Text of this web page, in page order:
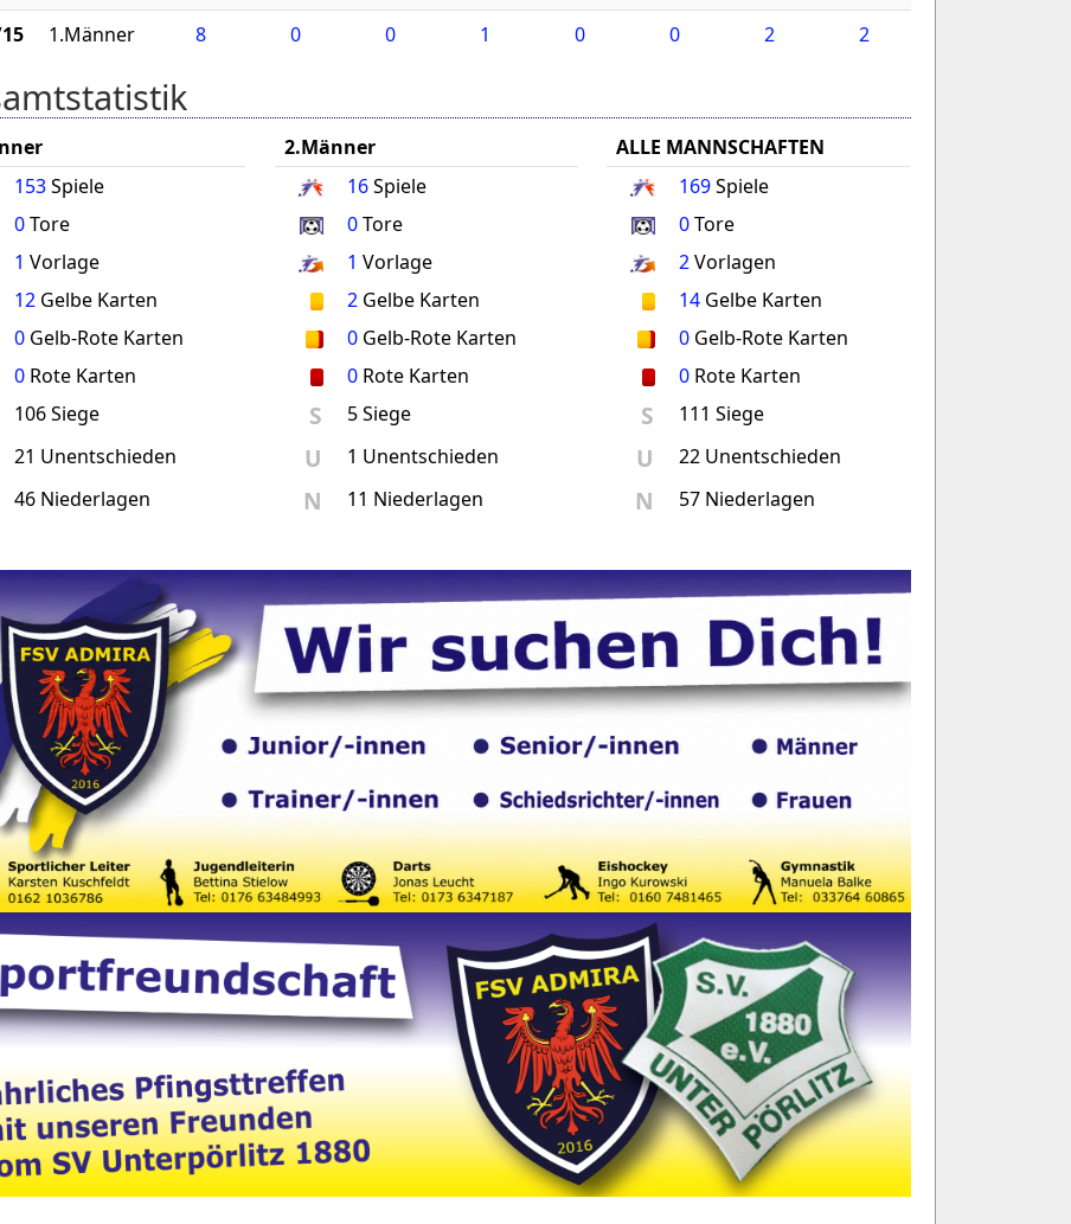
1.Männer 8 0 0 1 0 0 2 2
153Spiele
0Tore
1 Vorlage
12 Gelbe Karten
0 Gelb-Rote Karten
0 Rote Karten
106 Siege
21 Unentschieden
46 Niederlagen
2.Männer
16Spiele
0Tore
1 Vorlage
2Gelbe Karten
0Gelb-Rote Karten
0Rote Karten
S 5 Siege
U 1 Unentschieden
N 11 Niederlagen
ALLE MANNSCHAFTEN
169Spiele
0Tore
2Vorlagen
14 Gelbe Karten
0 Gelb-Rote Karten
0 Rote Karten
S 111 Siege
U 22 Unentschieden
N 57 Niederlagen